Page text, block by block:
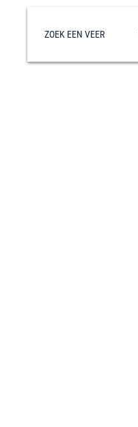
ZOEK EEN VEER